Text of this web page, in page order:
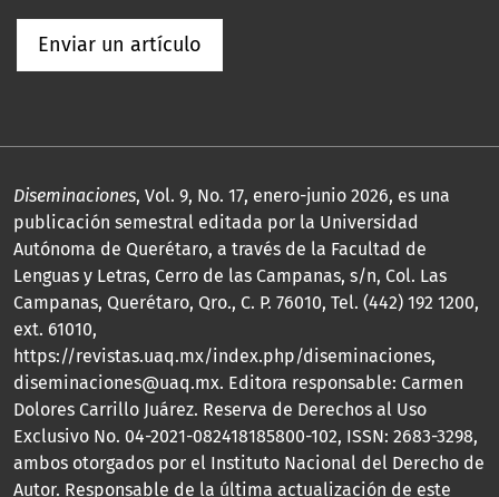
Enviar un artículo
Diseminaciones, Vol. 9, No. 17, enero-junio 2026, es una
publicación semestral editada por la Universidad
Autónoma de Querétaro, a través de la Facultad de
Lenguas y Letras, Cerro de las Campanas, s/n, Col. Las
Campanas, Querétaro, Qro., C. P. 76010, Tel. (442) 192 1200,
ext. 61010,
https://revistas.uaq.mx/index.php/diseminaciones,
diseminaciones@uaq.mx. Editora responsable: Carmen
Dolores Carrillo Juárez. Reserva de Derechos al Uso
Exclusivo No. 04-2021-082418185800-102, ISSN: 2683-3298,
ambos otorgados por el Instituto Nacional del Derecho de
Autor. Responsable de la última actualización de este